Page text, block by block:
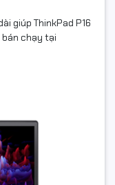
giúp ThinkPad P16
chạy tại